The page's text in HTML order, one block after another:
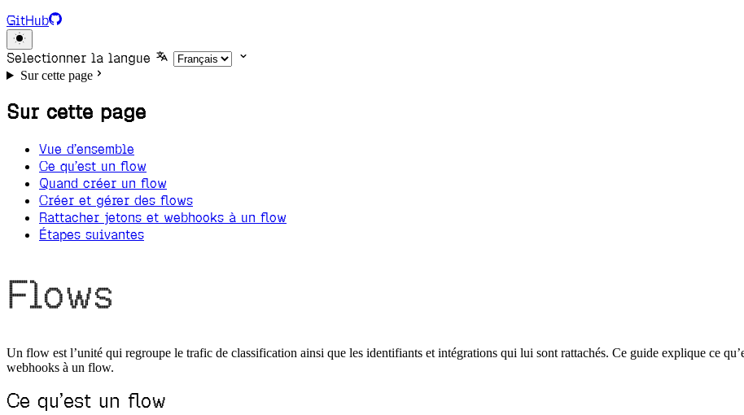
GitHub
Selectionner la langue
Sur cette page
Sur cette page
Vue d’ensemble
Ce qu’est un flow
Quand créer un flow
Créer et gérer des flows
Rattacher jetons et webhooks à un flow
Étapes suivantes
Flows
Un flow est l’unité qui regroupe le trafic de classification ainsi que les identifiants et intégrations qui lui sont rattachés. Ce guide explique ce
webhooks à un flow.
Ce qu’est un flow